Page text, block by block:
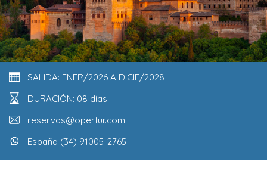
SALIDA: ENER/2026 A DICIE/2028
DURACIÓN: 08 días
reservas@opertur.com
España (34) 91005-2765